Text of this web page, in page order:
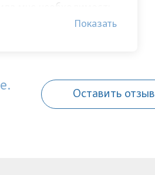
со здоровьем!
Показать
Оставить отзыв